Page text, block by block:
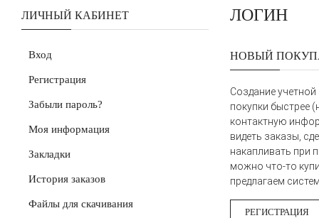
ЛИЧНЫЙ КАБИНЕТ
Вход
Регистрация
Забыли пароль?
Моя информация
Закладки
История заказов
Файлы для скачивания
ЛОГИН
НОВЫЙ
Создание
покупки быстрее
контактную
видеть заказы,
накапливать при
можно что-то
предлагаем
РЕГИСТРАЦИЯ